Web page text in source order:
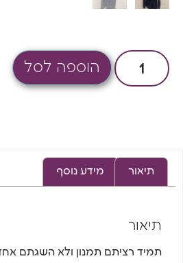
הוספה לסל
תיאור מידע נוסף
תיאור
תמיד רציתם תמנון ולא השגתם